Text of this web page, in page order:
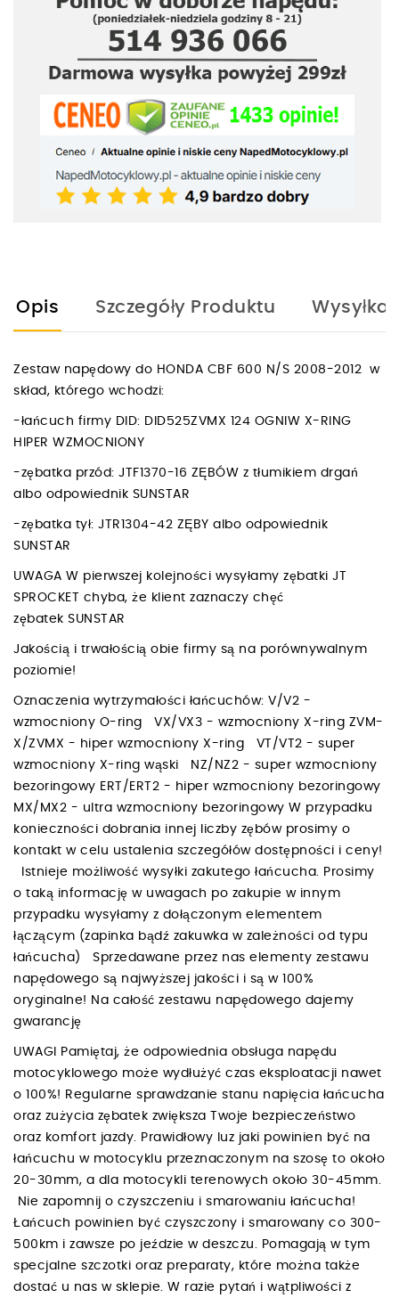
Opis Szczegóły Produktu Wysyłka
Zestaw napędowy do HONDA CBF 600 N/S 2008-2012 w
skład, którego wchodzi:
-łańcuch firmy DID: DID525ZVMX 124 OGNIW X-RING
HIPER WZMOCNIONY
-zębatka przód: JTF1370-16 ZĘBÓW z tłumikiem drgań
albo odpowiednik SUNSTAR
-zębatka tył: JTR1304-42 ZĘBY albo odpowiednik
SUNSTAR
UWAGA W pierwszej kolejności wysyłamy zębatki JT
SPROCKET chyba, że klient zaznaczy chęć
zębatek SUNSTAR
Jakością i trwałością obie firmy są na porównywalnym
poziomie!
Oznaczenia wytrzymałości łańcuchów: V/V2 -
wzmocniony O-ring VX/VX3 - wzmocniony X-ring ZVM-
X/ZVMX - hiper wzmocniony X-ring VT/VT2 - super
wzmocniony X-ring wąski NZ/NZ2 - super wzmocniony
bezoringowy ERT/ERT2 - hiper wzmocniony bezoringowy
MX/MX2 - ultra wzmocniony bezoringowy W przypadku
konieczności dobrania innej liczby zębów prosimy o
kontakt w celu ustalenia szczegółów dostępności i ceny!
Istnieje możliwość wysyłki zakutego łańcucha. Prosimy
o taką informację w uwagach po zakupie w innym
przypadku wysyłamy z dołączonym elementem
łączącym (zapinka bądź zakuwka w zależności od typu
łańcucha) Sprzedawane przez nas elementy zestawu
napędowego są najwyższej jakości i są w 100%
oryginalne! Na całość zestawu napędowego dajemy
gwarancję
UWAGI Pamiętaj, że odpowiednia obsługa napędu
motocyklowego może wydłużyć czas eksploatacji nawet
o 100%! Regularne sprawdzanie stanu napięcia łańcucha
oraz zużycia zębatek zwiększa Twoje bezpieczeństwo
oraz komfort jazdy. Prawidłowy luz jaki powinien być na
łańcuchu w motocyklu przeznaczonym na szosę to około
20-30mm, a dla motocykli terenowych około 30-45mm.
Nie zapomnij o czyszczeniu i smarowaniu łańcucha!
Łańcuch powinien być czyszczony i smarowany co 300-
500km i zawsze po jeździe w deszczu. Pomagają w tym
specjalne szczotki oraz preparaty, które można także
dostać u nas w sklepie. W razie pytań i wątpliwości z